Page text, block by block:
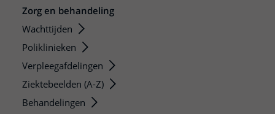
Zorg en behandeling
Wachttijden
Poliklinieken
Verpleegafdelingen
Ziektebeelden (A-Z)
Behandelingen